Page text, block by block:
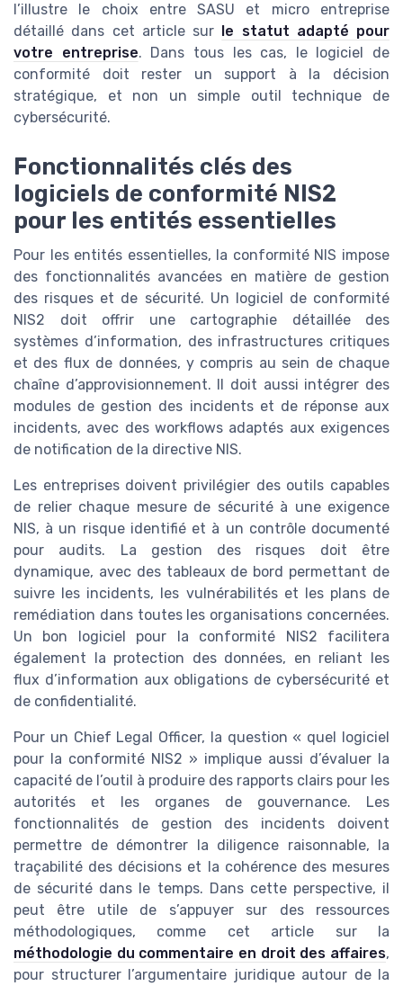
l’illustre le choix entre SASU et micro entreprise
détaillé dans cet article sur
le statut adapté pour
votre entreprise. Dans tous les cas, le logiciel de
conformité doit rester un support à la décision
stratégique, et non un simple outil technique de
cybersécurité.
Fonctionnalités clés des
logiciels de conformité NIS2
pour les entités essentielles
Pour les entités essentielles, la conformité NIS impose
des fonctionnalités avancées en matière de gestion
des risques et de sécurité. Un logiciel de conformité
NIS2 doit offrir une cartographie détaillée des
systèmes d’information, des infrastructures critiques
et des flux de données, y compris au sein de chaque
chaîne d’approvisionnement. Il doit aussi intégrer des
modules de gestion des incidents et de réponse aux
incidents, avec des workflows adaptés aux exigences
de notification de la directive NIS.
Les entreprises doivent privilégier des outils capables
de relier chaque mesure de sécurité à une exigence
NIS, à un risque identifié et à un contrôle documenté
pour audits. La gestion des risques doit être
dynamique, avec des tableaux de bord permettant de
suivre les incidents, les vulnérabilités et les plans de
remédiation dans toutes les organisations concernées.
Un bon logiciel pour la conformité NIS2 facilitera
également la protection des données, en reliant les
flux d’information aux obligations de cybersécurité et
de confidentialité.
Pour un Chief Legal Officer, la question « quel logiciel
pour la conformité NIS2 » implique aussi d’évaluer la
capacité de l’outil à produire des rapports clairs pour les
autorités et les organes de gouvernance. Les
fonctionnalités de gestion des incidents doivent
permettre de démontrer la diligence raisonnable, la
traçabilité des décisions et la cohérence des mesures
de sécurité dans le temps. Dans cette perspective, il
peut être utile de s’appuyer sur des ressources
méthodologiques, comme cet article sur la
méthodologie du commentaire en droit des affaires,
pour structurer l’argumentaire juridique autour de la